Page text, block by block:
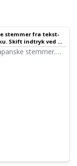
stemmer fra tekst-
Skift indtryk ved at
til-tale-software
stemmer.